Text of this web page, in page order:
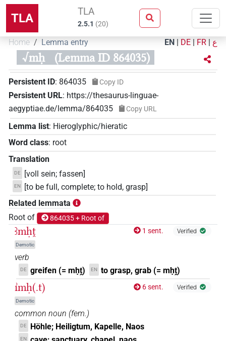
TLA TLA
2.5.1 (20)
Home Lemma entry EN | DE | FR | ع
√mḥ (Lemma ID 864035)
Persistent ID: 864035 Copy ID
Persistent URL: https://thesaurus-linguae-
aegyptiae.de/lemma/864035
Copy URL
Lemma list: Hieroglyphic/hieratic
Word class: root
Translation
DE [voll sein; fassen]
EN
[to be full, complete; to hold, grasp]
Related lemmata
Root of
864035 + Root of
ꜣmḥṱ
Demotic
1 sent. Verified
verb
DE greifen (= mḥṱ) EN to grasp, grab (= mḥṱ)
ı͗mḥ(.t)
Demotic
6 sent. Verified
common noun (fem.)
DE Höhle; Heiligtum, Kapelle, Naos
EN